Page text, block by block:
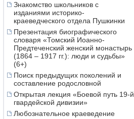
Знакомство школьников с
изданиями историко-
краеведческого отдела Пушкинки
Презентация биографического
словаря «Томский Иоанно-
Предтеченский женский монастырь
(1864 – 1917 гг.): люди и судьбы»
(6+)
Поиск предыдущих поколений и
составление родословной
Открытая лекция «Боевой путь 19-й
гвардейской дивизии»
Любознательное краеведение